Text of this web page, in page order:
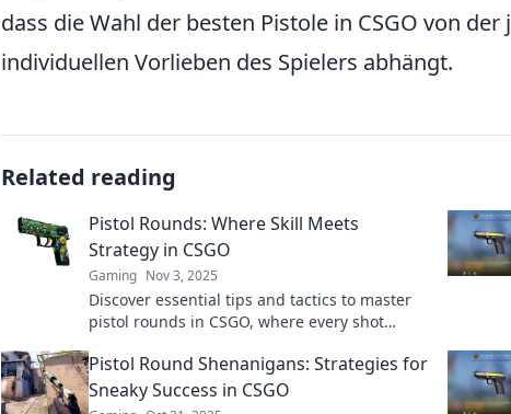
dass die Wahl der besten Pistole in CSGO von
individuellen Vorlieben des Spielers abhängt.
Related reading
Pistol Rounds: Where Skill Meets
Strategy in CSGO
Gaming Nov 3, 2025
Discover essential tips and tactics to master
pistol rounds in CSGO, where every shot
Pistol Round Shenanigans: Strategies for
Sneaky Success in CSGO